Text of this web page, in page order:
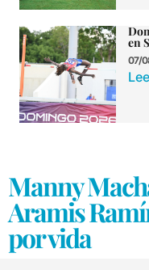
en
07/
Manny
Aramis
por vida